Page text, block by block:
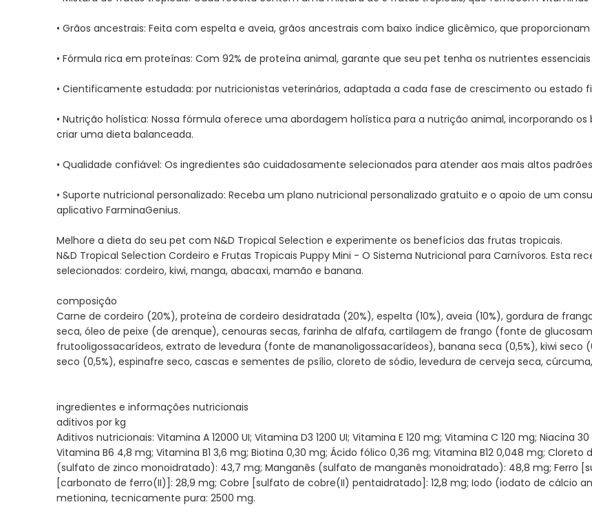
• Grãos ancestrais: Feita com espelta e aveia, grãos ancestrais com baixo índice glicêmico, que
• Fórmula rica em proteínas: Com 92% de proteína animal, garante que seu pet tenha os nutrientes
• Cientificamente estudada: por nutricionistas veterinários, adaptada a cada fase de crescimento ou estado
• Nutrição holística: Nossa fórmula oferece uma abordagem holística para a nutrição animal, incorporando
criar uma dieta balanceada.
• Qualidade confiável: Os ingredientes são cuidadosamente selecionados para atender aos mais altos
• Suporte nutricional personalizado: Receba um plano nutricional personalizado gratuito e o apoio de um
aplicativo FarminaGenius.
Melhore a dieta do seu pet com N&D Tropical Selection e experimente os benefícios das frutas tropicais.
N&D Tropical Selection Cordeiro e Frutas Tropicais Puppy Mini - O Sistema Nutricional para Carnívoros. Esta
selecionados: cordeiro, kiwi, manga, abacaxi, mamão e banana.
composição
Carne de cordeiro (20%), proteína de cordeiro desidratada (20%), espelta (10%), aveia (10%), gordura de
seca, óleo de peixe (de arenque), cenouras secas, farinha de alfafa, cartilagem de frango (fonte de
frutooligossacarídeos, extrato de levedura (fonte de mananoligossacarídeos), banana seca (0,5%), kiwi seco
seco (0,5%), espinafre seco, cascas e sementes de psílio, cloreto de sódio, levedura de cerveja seca,
ingredientes e informações nutricionais
aditivos por kg
Aditivos nutricionais: Vitamina A 12000 UI; Vitamina D3 1200 UI; Vitamina E 120 mg; Vitamina C 120 mg;
Vitamina B6 4,8 mg; Vitamina B1 3,6 mg; Biotina 0,30 mg; Ácido fólico 0,36 mg; Vitamina B12 0,048 mg;
(sulfato de zinco monoidratado): 43,7 mg; Manganês (sulfato de manganês monoidratado): 48,8 mg; Ferro
[carbonato de ferro(II)]: 28,9 mg; Cobre [sulfato de cobre(II) pentaidratado]: 12,8 mg; Iodo (iodato de cálcio
metionina, tecnicamente pura: 2500 mg.